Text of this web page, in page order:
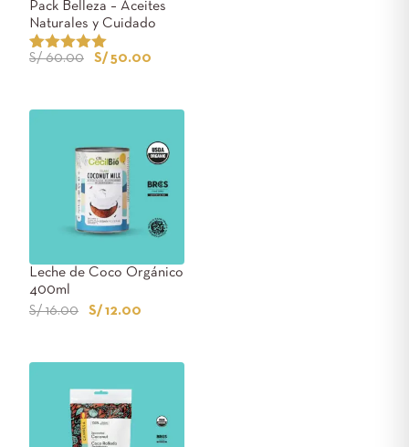
Pack Belleza – Aceites
Naturales y Cuidado
Personal
Valorado
1
S/60.00 S/ 50.00
Leche de Coco Orgánico
400ml
S/16.00 S/ 12.00